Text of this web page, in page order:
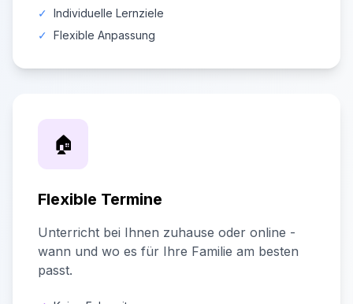
✓ Individuelle Lernziele
✓ Flexible Anpassung
🏠
Flexible Termine
Unterricht bei Ihnen zuhause oder online -
wann und wo es für Ihre Familie am besten
passt.